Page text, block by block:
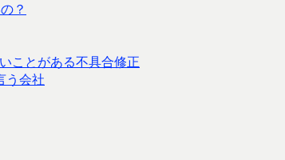
？
ことがある不具合修正
う会社